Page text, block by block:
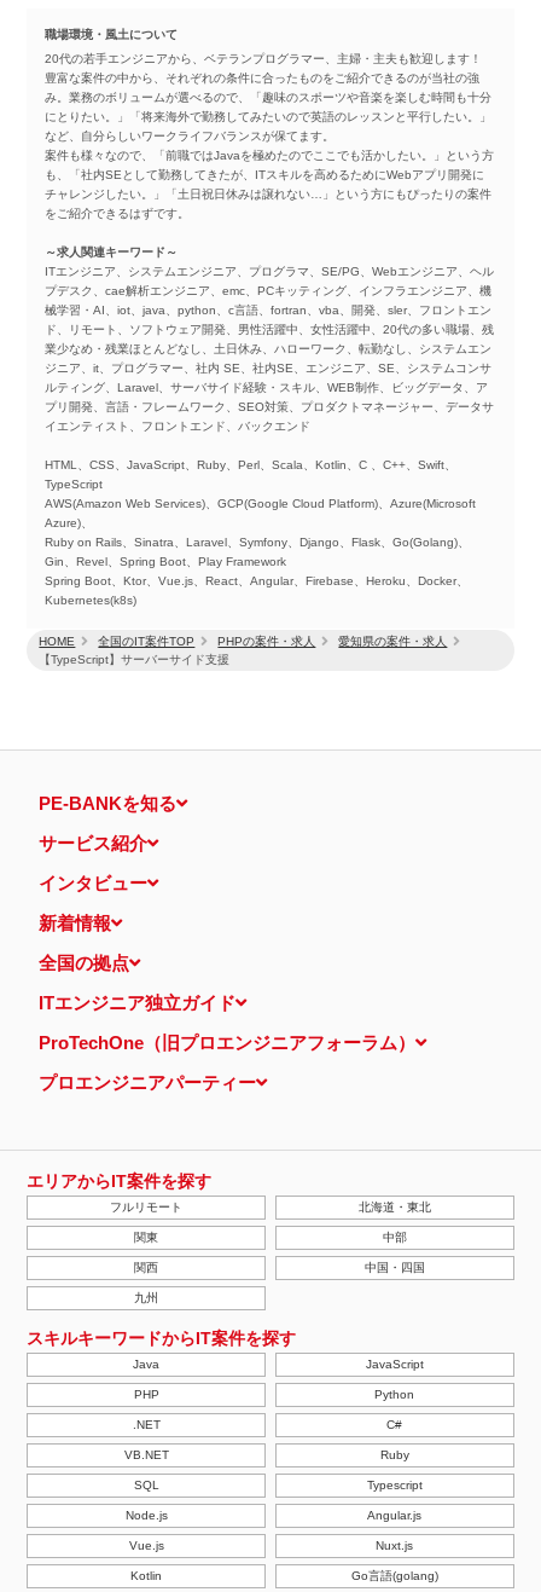
HOME 全国のIT案件TOP PHPの案件・求人
愛知県の案件・求人
【TypeScript】サーバーサイド支援
職場環境・風土について
20代の若手エンジニアから、ベテランプログラマー、主婦・主夫も歓迎します！
豊富な案件の中から、それぞれの条件に合ったものをご紹介できるのが当社の強
み。業務のボリュームが選べるので、「趣味のスポーツや音楽を楽しむ時間も十分
にとりたい。」「将来海外で勤務してみたいので英語のレッスンと平行したい。」
など、自分らしいワークライフバランスが保てます。
案件も様々なので、「前職ではJavaを極めたのでここでも活かしたい。」という方
も、「社内SEとして勤務してきたが、ITスキルを高めるためにWebアプリ開発に
チャレンジしたい。」「土日祝日休みは譲れない…」という方にもぴったりの案件
をご紹介できるはずです。
～求人関連キーワード～
ITエンジニア、システムエンジニア、プログラマ、SE/PG、Webエンジニア、ヘル
プデスク、cae解析エンジニア、emc、PCキッティング、インフラエンジニア、機
械学習・AI、iot、java、python、c言語、fortran、vba、開発、sler、フロントエン
ド、リモート、ソフトウェア開発、男性活躍中、女性活躍中、20代の多い職場、残
業少なめ・残業ほとんどなし、土日休み、ハローワーク、転勤なし、システムエン
ジニア、it、プログラマー、社内 SE、社内SE、エンジニア、SE、システムコンサ
ルティング、Laravel、サーバサイド経験・スキル、WEB制作、ビッグデータ、ア
プリ開発、言語・フレームワーク、SEO対策、プロダクトマネージャー、データサ
イエンティスト、フロントエンド、バックエンド
HTML、CSS、JavaScript、Ruby、Perl、Scala、Kotlin、C 、C++、Swift、
TypeScript
AWS(Amazon Web Services)、GCP(Google Cloud Platform)、Azure(Microsoft
Azure)、
Ruby on Rails、Sinatra、Laravel、Symfony、Django、Flask、Go(Golang)、
Gin、Revel、Spring Boot、Play Framework
Spring Boot、Ktor、Vue.js、React、Angular、Firebase、Heroku、Docker、
Kubernetes(k8s)
PE-BANKを知る
サービス紹介
インタビュー
新着情報
全国の拠点
ITエンジニア独立ガイド
ProTechOne（旧プロエンジニアフォーラム）
プロエンジニアパーティー
エリアからIT案件を探す
フルリモート 北海道・東北
関東 中部
関西 中国・四国
九州
スキルキーワードからIT案件を探す
Java JavaScript
PHP Python
.NET C#
VB.NET Ruby
SQL Typescript
Node.js Angular.js
Vue.js Nuxt.js
Kotlin Go言語(golang)